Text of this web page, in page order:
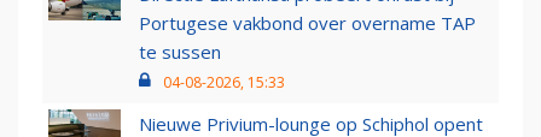
Portugese vakbond over overname TAP
te sussen
04-08-2026, 15:33
Nieuwe Privium-lounge op Schiphol opent